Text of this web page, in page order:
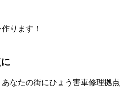
なたの街にひょう害車修理拠点